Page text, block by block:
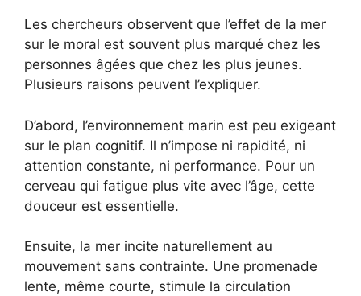
Les chercheurs observent que l’effet de la mer
sur le moral est souvent plus marqué chez les
personnes âgées que chez les plus jeunes.
Plusieurs raisons peuvent l’expliquer.
D’abord, l’environnement marin est peu exigeant
sur le plan cognitif. Il n’impose ni rapidité, ni
attention constante, ni performance. Pour un
cerveau qui fatigue plus vite avec l’âge, cette
douceur est essentielle.
Ensuite, la mer incite naturellement au
mouvement sans contrainte. Une promenade
lente, même courte, stimule la circulation